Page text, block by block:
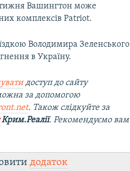
Вашингтон може
комплексів Patriot.
Володимира Зеленського
в Україну.
доступ до сайту
за допомогою
. Також слідкуйте за
Крим.Реалії. Рекомендуємо вам
додаток